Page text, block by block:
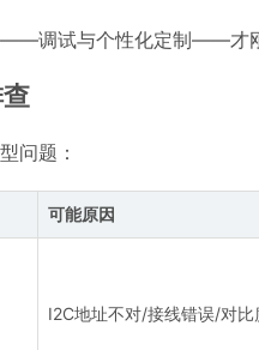
——调试与个性化定制——才
问题：
可能原因
I2C地址不对/接线错误/对比